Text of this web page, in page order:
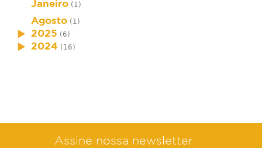
Janeiro (1)
Agosto (1)
2025 (6)
2024 (16)
Assine nossa newsletter